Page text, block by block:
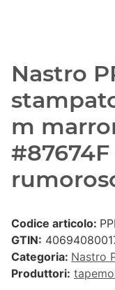
Nastro
m
Codice articolo:
GTIN:
Categoria: Nastro
Produttori: